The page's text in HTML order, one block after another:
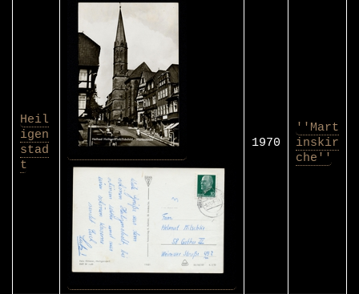
Heil
igen
stad
t
1970
''Mart
inskir
che''